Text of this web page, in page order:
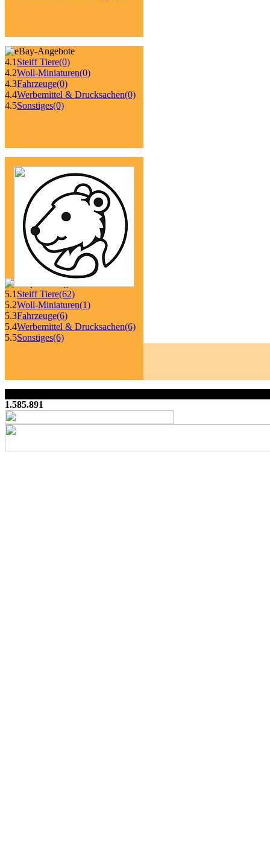
4.1 Steiff Tiere(0)
4.2Woll-Miniaturen(0)
4.3Fahrzeuge(0)
4.4Werbemittel & Drucksachen(0)
4.5Sonstiges(0)
5.1 Steiff Tiere(62)
5.2Woll-Miniaturen(1)
5.3Fahrzeuge(6)
5.4Werbemittel & Drucksachen(6)
5.5Sonstiges(6)
1.585.891